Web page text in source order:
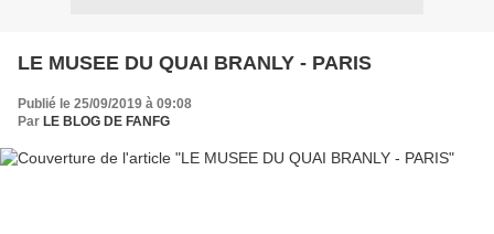
LE MUSEE DU QUAI BRANLY - PARIS
Publié le 25/09/2019 à 09:08
Par LE BLOG DE FANFG